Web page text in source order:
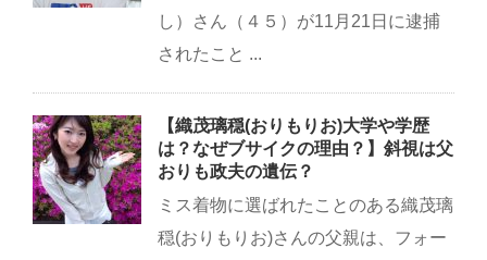
し）さん（４５）が11月21日に逮捕
されたこと ...
【織茂璃穏(おりもりお)大学や学歴
は？なぜブサイクの理由？】斜視は父
おりも政夫の遺伝？
ミス着物に選ばれたことのある織茂璃
穏(おりもりお)さんの父親は、フォー